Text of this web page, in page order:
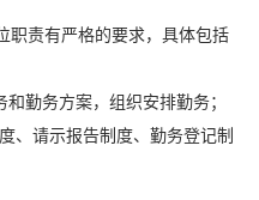
职责有严格的要求，具体包括
勤务方案，组织安排勤务；
、请示报告制度、勤务登记制